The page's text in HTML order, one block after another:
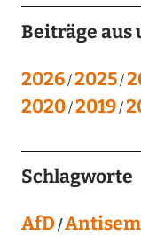
Beiträge aus
2026 2025
2020 2019
Schlagworte
AfD